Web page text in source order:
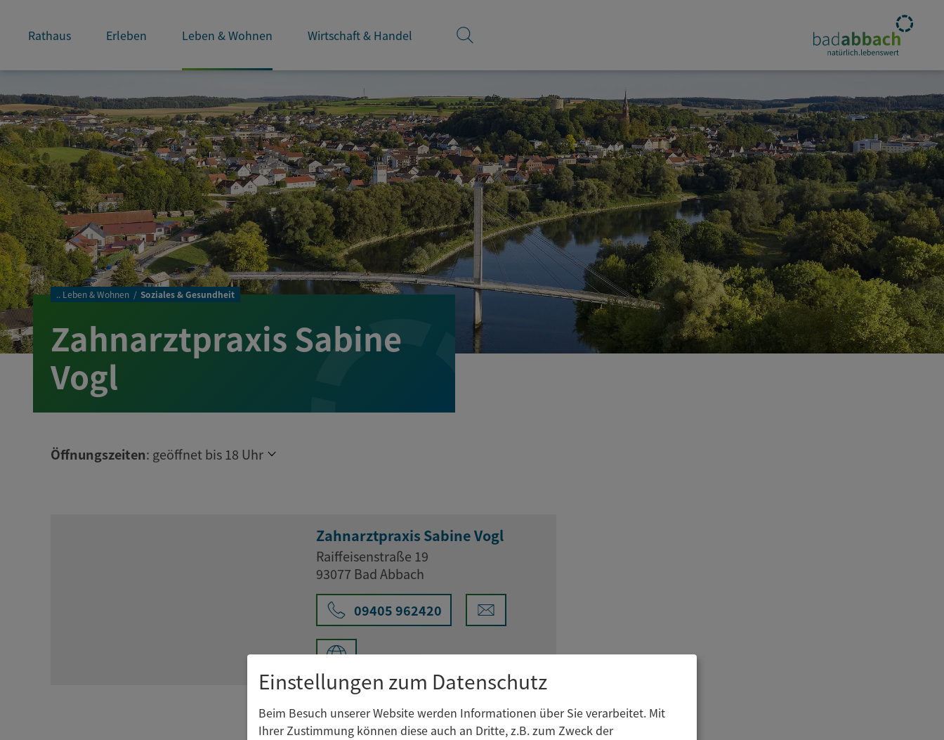
Rathaus Erleben Leben & Wohnen Wirtschaft & Handel
.. Leben & Wohnen Soziales & Gesundheit
Zahnarztpraxis Sabine
Vogl
Öffnungszeiten: geöffnet bis 18 Uhr
Zahnarztpraxis Sabine Vogl
Raiffeisenstraße 19
93077 Bad Abbach
09405 962420
Einstellungen zum Datenschutz
Beim Besuch unserer Website werden Informationen über Sie verarbeitet. Mit
Ihrer Zustimmung können diese auch an Dritte, z.B. zum Zweck der